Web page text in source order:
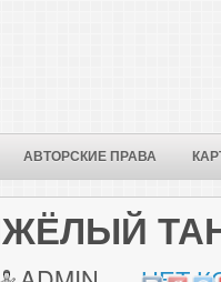
АВТОРСКИЕ ПРАВА